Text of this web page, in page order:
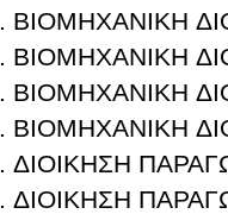
. ΒΙΟΜΗΧΑΝΙΚΗ
. ΒΙΟΜΗΧΑΝΙΚΗ
. ΒΙΟΜΗΧΑΝΙΚΗ
. ΒΙΟΜΗΧΑΝΙΚΗ
. ΔΙΟΙΚΗΣΗ
. ΔΙΟΙΚΗΣΗ